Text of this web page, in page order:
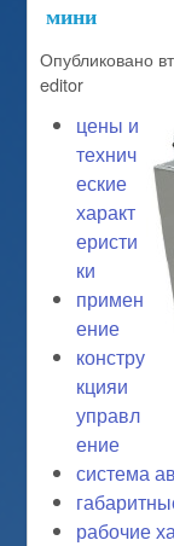
мини
Опубликовано
editor
цены и
технич
еские
характ
еристи
ки
примен
ение
констру
кцияи
управл
ение
система
рабочие